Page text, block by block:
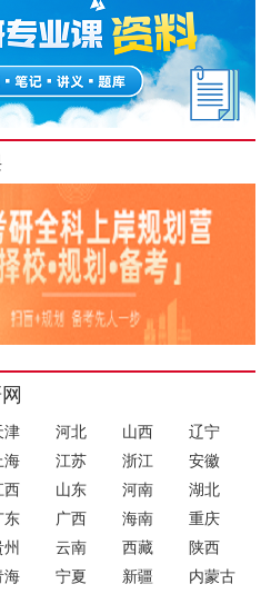
津 河北 山西
辽宁
海 江苏 浙江
安徽
西 山东 河南
湖北
东 广西 海南
重庆
云南 西藏
陕西
海 宁夏 新疆
内蒙古